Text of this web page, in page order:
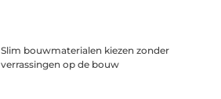
Slim bouwmaterialen kiezen zonder
verrassingen op de bouw